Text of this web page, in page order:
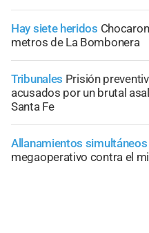
Hay siete heridos
metros de La Bombonera
Tribunales Prisión
acusados por un brutal
Santa Fe
Allanamientos simultáneos
megaoperativo contra el